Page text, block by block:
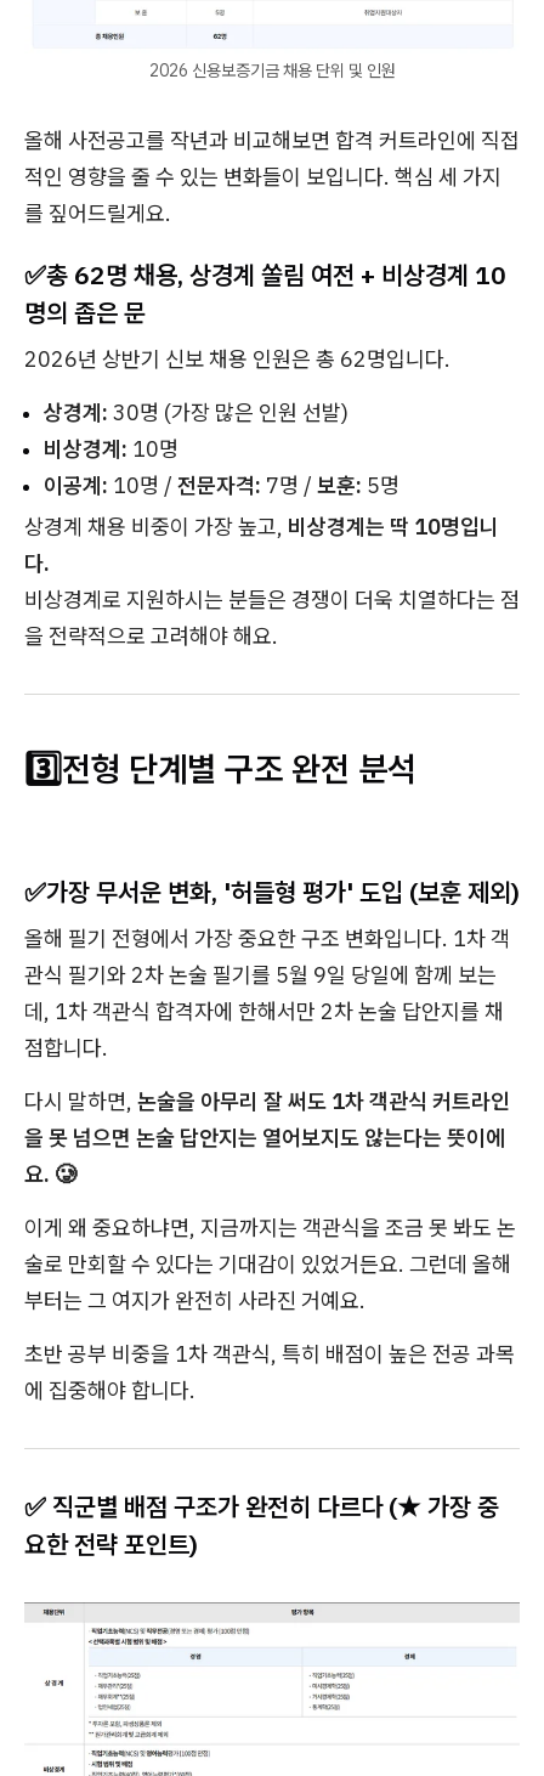
2026 신용보증기금 채용 단위 및 인원
올해 사전공고를 작년과 비교해보면 합격 커트라인에 직접
적인 영향을 줄 수 있는 변화들이 보입니다. 핵심 세 가지
를 짚어드릴게요.
✅총 62명 채용, 상경계 쏠림 여전 + 비상경계 10
명의 좁은 문
2026년 상반기 신보 채용 인원은 총 62명입니다.
상경계: 30명 (가장 많은 인원 선발)
비상경계: 10명
이공계: 10명 / 전문자격: 7명 / 보훈: 5명
상경계 채용 비중이 가장 높고, 비상경계는 딱 10명입니
다.
비상경계로 지원하시는 분들은 경쟁이 더욱 치열하다는 점
을 전략적으로 고려해야 해요.
3️⃣전형 단계별 구조 완전 분석
✅가장 무서운 변화, '허들형 평가' 도입 (보훈 제외)
올해 필기 전형에서 가장 중요한 구조 변화입니다. 1차 객
관식 필기와 2차 논술 필기를 5월 9일 당일에 함께 보는
데, 1차 객관식 합격자에 한해서만 2차 논술 답안지를 채
점합니다.
다시 말하면, 논술을 아무리 잘 써도 1차 객관식 커트라인
을 못 넘으면 논술 답안지는 열어보지도 않는다는 뜻이에
요. 🥲
이게 왜 중요하냐면, 지금까지는 객관식을 조금 못 봐도 논
술로 만회할 수 있다는 기대감이 있었거든요. 그런데 올해
부터는 그 여지가 완전히 사라진 거예요.
초반 공부 비중을 1차 객관식, 특히 배점이 높은 전공 과목
에 집중해야 합니다.
✅ 직군별 배점 구조가 완전히 다르다 (★ 가장 중
요한 전략 포인트)